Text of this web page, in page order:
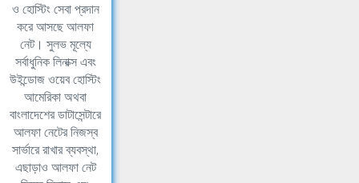
ও হোস্টিং সেবা প্রদান
করে আসছে আলফা
নেট। সুলভ মূল্যে
সর্বাধুনিক লিনাক্স এবং
উইন্ডোজ ওয়েব হোস্টিং
আমেরিকা অথবা
বাংলাদেশের ডাটাসেন্টারে
আলফা নেটের নিজস্ব
সার্ভারে রাখার ব্যবস্থা,
এছাড়াও আলফা নেট